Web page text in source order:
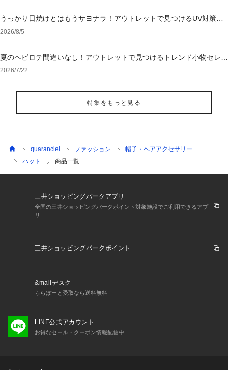
うっかり日焼けとはもうサヨナラ！アウトレットで見つけるUV対策ウ
ェア
2026/8/5
夏のヘビロテ間違いなし！アウトレットで見つけるトレンド小物セレク
ション
2026/7/22
特集をもっと見る
quaranciel ファッション
帽子・ヘアアクセサリー
ハット
商品一覧
三井ショッピングパークアプリ
全国の三井ショッピングパークポイント対象施設でご利用できるアプ
リ
三井ショッピングパークポイント
&mallデスク
ららぽーと受取なら送料無料
LINE公式アカウント
お得なセール・クーポン情報配信中